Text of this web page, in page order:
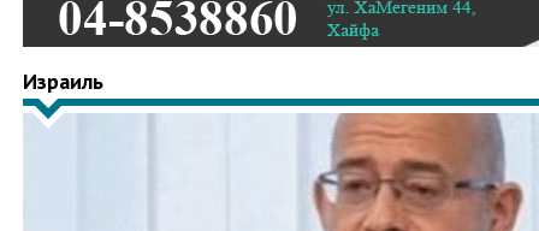
Израиль